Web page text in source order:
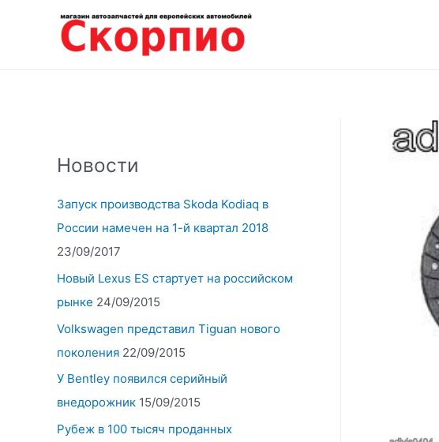
содержимому
Новости
Запуск производства Skoda Kodiaq в
России намечен на 1-й квартал 2018
23/09/2017
Новый Lexus ES стартует на российском
рынке 24/09/2015
Volkswagen представил Tiguan нового
поколения 22/09/2015
У Bentley появился серийный
внедорожник 15/09/2015
Рубеж в 100 тысяч проданных